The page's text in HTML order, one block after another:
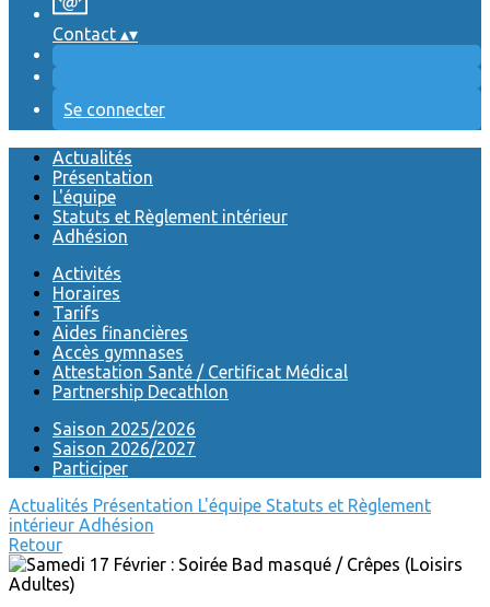
Contact ▴▾
Se connecter
Actualités
Présentation
L'équipe
Statuts et Règlement intérieur
Adhésion
Activités
Horaires
Tarifs
Aides financières
Accès gymnases
Attestation Santé / Certificat Médical
Partnership Decathlon
Saison 2025/2026
Saison 2026/2027
Participer
Actualités Présentation L'équipe Statuts et Règlement
intérieur Adhésion
Retour